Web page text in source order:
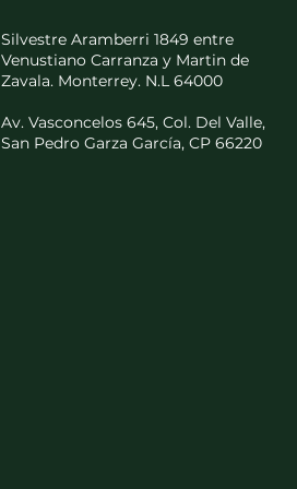
Silvestre Aramberri 1849 entre
Venustiano Carranza y Martin de
Zavala. Monterrey. N.L 64000
Av. Vasconcelos 645, Col. Del Valle,
San Pedro Garza García, CP 66220